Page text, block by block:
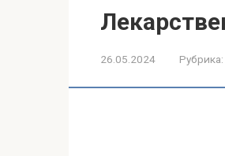
26.05.2024 Рубрика: